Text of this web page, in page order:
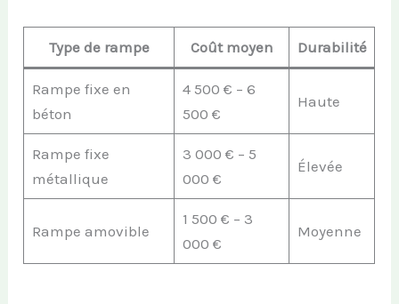
Type de rampe Coût moyen Durabilité
Rampe fixe en
béton
4 500 € – 6
500 €
Haute
Rampe fixe
métallique
3 000 € – 5
000 €
Élevée
Rampe amovible
1 500 € – 3
000 €
Moyenne